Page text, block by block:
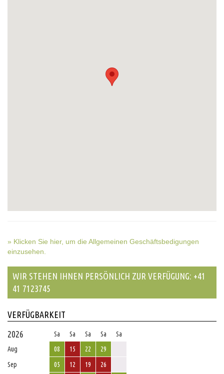
» Klicken Sie hier, um die Allgemeinen Geschäftsbedigungen
einzusehen.
WIR STEHEN IHNEN PERSÖNLICH ZUR VERFÜGUNG: +41
41 7123745
VERFÜGBARKEIT
2026
Sa Sa Sa Sa
Sa
Aug
08 15 22
29
Sep
05 12 19
26